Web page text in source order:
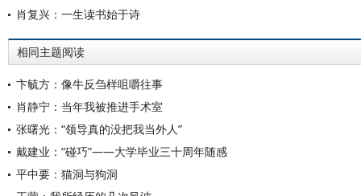
肖复兴：一生读书始于诗
相同主题阅读
卞毓方：像牛反刍样咀嚼往事
肖静宁：当年我被推进手术室
张曙光：“领导真的没把我当外人”
戴建业：“碰巧”——大学毕业三十周年随感
平中要：猫洞与狗洞